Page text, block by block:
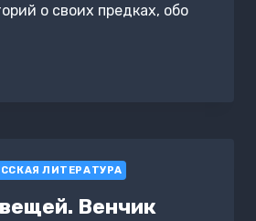
о своих предках, обо
ЛИТЕРАТУРА
Венчик